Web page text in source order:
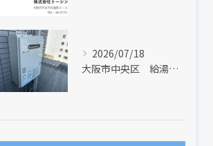
2026/07/18
大阪市中央区 給湯器のリモコンが無くても、リモコンを設置する方法はあります